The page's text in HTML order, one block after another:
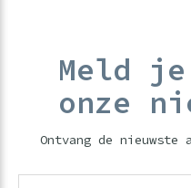
Meld
onze
Ontvang de nieuwste